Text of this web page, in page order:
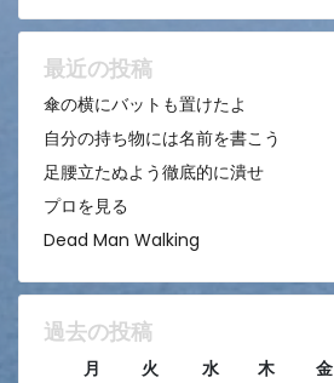
最近の投稿
傘の横にバットも置けたよ
自分の持ち物には名前を書こう
足腰立たぬよう徹底的に潰せ
プロを見る
Dead Man Walking
過去の投稿
月 火 水 木 金